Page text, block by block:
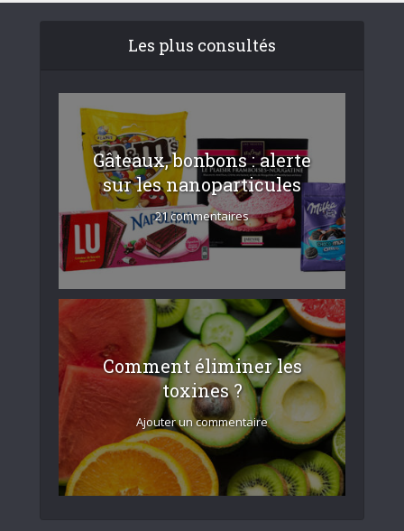
Les plus consultés
Gâteaux, bonbons : alerte
sur les nanoparticules
21 commentaires
Comment éliminer les
toxines ?
Ajouter un commentaire